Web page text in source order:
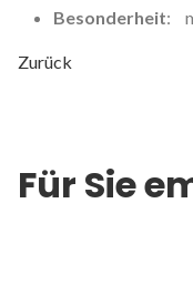
Besonderheit:
Zurück
Für Sie